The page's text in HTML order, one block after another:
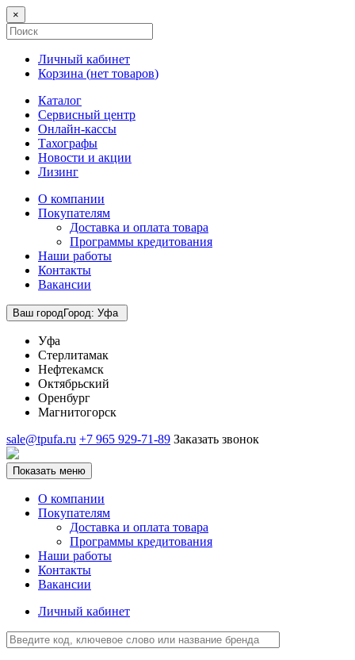
×
Личный кабинет
Корзина (нет товаров)
Каталог
Сервисный центр
Онлайн-кассы
Тахографы
Новости и акции
Лизинг
О компании
Покупателям
Доставка и оплата товара
Программы кредитования
Наши работы
Контакты
Вакансии
Ваш городГород: Уфа
Уфа
Стерлитамак
Нефтекамск
Октябрьский
Оренбург
Магнитогорск
sale@tpufa.ru +7 965 929-71-89 Заказать звонок
Показать меню
О компании
Покупателям
Доставка и оплата товара
Программы кредитования
Наши работы
Контакты
Вакансии
Личный кабинет